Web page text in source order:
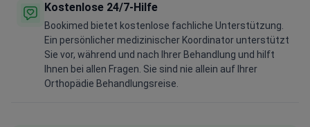
Kostenlose 24/7-Hilfe
Bookimed bietet kostenlose fachliche Unterstützung.
Ein persönlicher medizinischer Koordinator unterstützt
Sie vor, während und nach Ihrer Behandlung und hilft
Ihnen bei allen Fragen. Sie sind nie allein auf Ihrer
Orthopädie Behandlungsreise.